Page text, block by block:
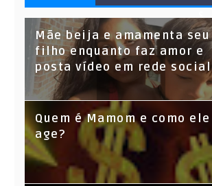
S
Mãe beija e amamenta seu
filho enquanto faz amor e
posta vídeo em rede social
Quem é Mamom e como ele
age?